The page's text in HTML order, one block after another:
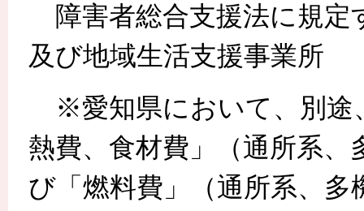
障害者総合支援法に規定
及び地域生活支援事業所
※愛知県において、別途
熱費、食材費」（通所系、
び「燃料費」（通所系、